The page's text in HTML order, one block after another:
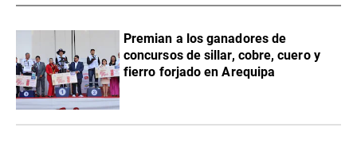
Premian a los ganadores de
concursos de sillar, cobre, cuero y
fierro forjado en Arequipa